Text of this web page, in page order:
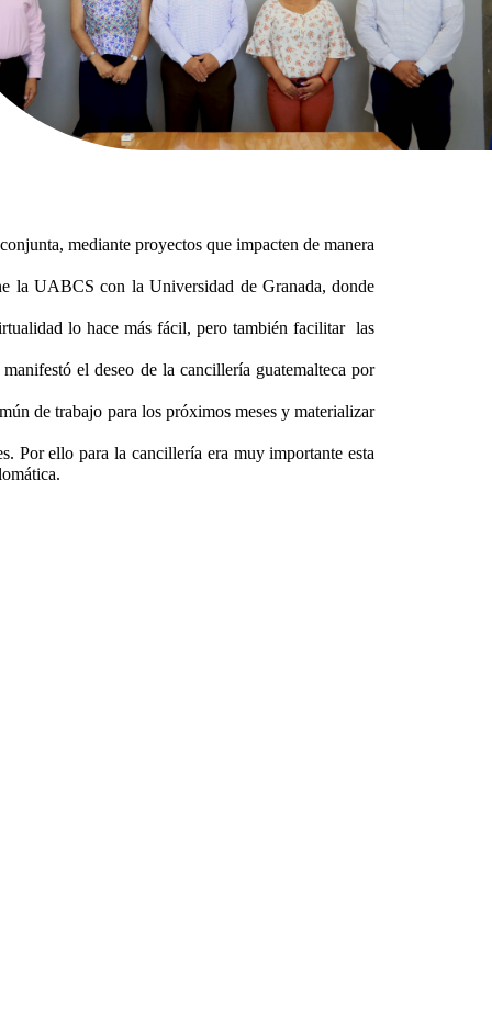
mediante proyectos que impacten de manera
UABCS con la Universidad de Granada, donde
lo hace más fácil, pero también facilitar las
el deseo de la cancillería guatemalteca por
de trabajo para los próximos meses y materializar
Por ello para la cancillería era muy importante esta